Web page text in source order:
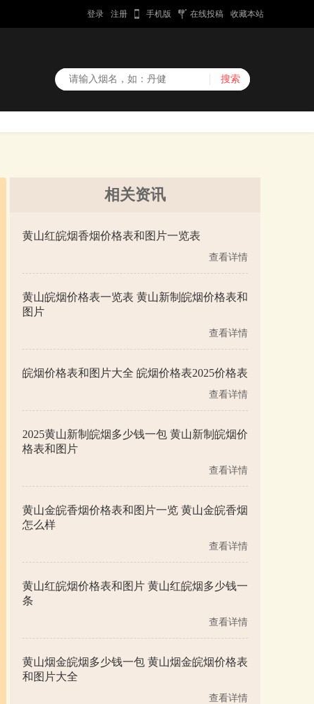
登录 注册 手机版 在线投稿 收藏本站
相关资讯
黄山红皖烟香烟价格表和图片一览表
查看详情
黄山皖烟价格表一览表 黄山新制皖烟价格表和
图片
查看详情
皖烟价格表和图片大全 皖烟价格表2025价格表
查看详情
2025黄山新制皖烟多少钱一包 黄山新制皖烟价
格表和图片
查看详情
黄山金皖香烟价格表和图片一览 黄山金皖香烟
怎么样
查看详情
黄山红皖烟价格表和图片 黄山红皖烟多少钱一
条
查看详情
黄山烟金皖烟多少钱一包 黄山烟金皖烟价格表
和图片大全
查看详情